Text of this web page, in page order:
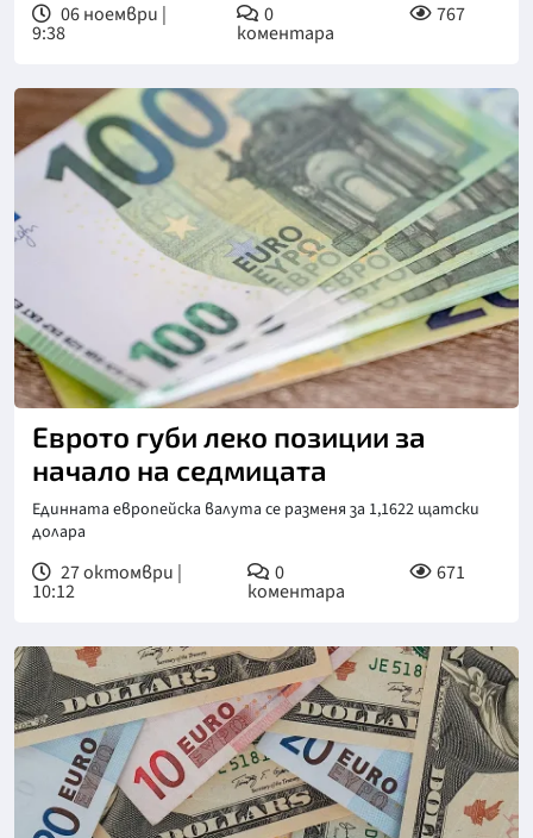
06 ноември |
9:38
0
коментара
767
Снимка: Пиксабей
Еврото губи леко позиции за
начало на седмицата
Единната европейска валута се разменя за 1,1622 щатски
долара
27 октомври |
10:12
0
коментара
671